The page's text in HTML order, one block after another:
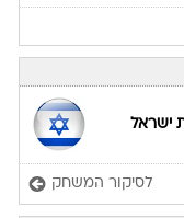
לסיקור המשחק